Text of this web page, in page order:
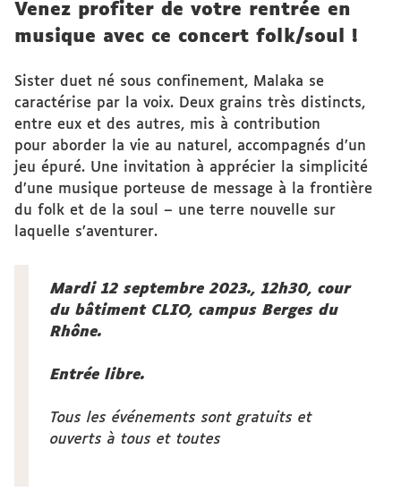
Venez profiter de votre rentrée en
musique avec ce concert folk/soul !
Sister duet né sous confinement, Malaka se
caractérise par la voix. Deux grains très distincts,
entre eux et des autres, mis à contribution
pour aborder la vie au naturel, accompagnés d’un
jeu épuré. Une invitation à apprécier la simplicité
d’une musique porteuse de message à la frontière
du folk et de la soul – une terre nouvelle sur
laquelle s’aventurer.
Mardi 12 septembre 2023., 12h30, cour
du bâtiment CLIO, campus Berges du
Rhône.
Entrée libre.
Tous les événements sont gratuits et
ouverts à tous et toutes